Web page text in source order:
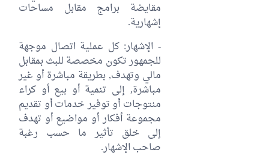
مقايضة برامج مقابل مساحات
إشهارية.
- الإشهار: كل عملية اتصال موجهة
للجمهور تكون مخصصة للبث بمقابل
مالي وتهدف, بطريقة مباشرة أو غير
مباشرة, إلى تنمية أو بيع أو كراء
منتوجات أو توفير خدمات أو تقديم
مجموعة أفكار أو مواضيع أو تهدف
إلى خلق تأثير ما حسب رغبة
صاحب الإشهار.